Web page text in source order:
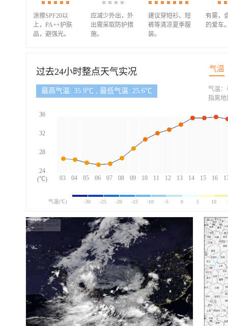
涂擦SPF20以
上，PA++护肤
品，避强光。
应减少外出，外
出需采取防护措
施。
建议穿短衫、短
裤等清凉夏季服
装。
有雾，
的爱车
过去24小时整点天气实况 气温
最高气温: 35.9℃ , 最低气温: 25.6℃
03 04 05 06 07 08 09 10 11 12 13 14 15 16
36
32
28
24
(℃)
气温：
指离地
气温(℃) -30 -25 -20 -15 -10 -5 0 5 10